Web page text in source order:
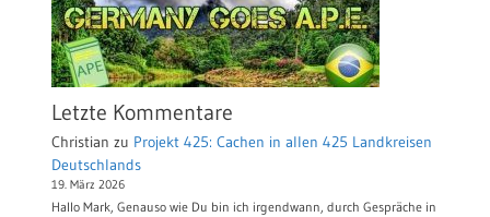
Letzte Kommentare
Christian zu Projekt 425: Cachen in allen 425 Landkreisen
Deutschlands
19. März 2026
Hallo Mark, Genauso wie Du bin ich irgendwann, durch Gespräche in